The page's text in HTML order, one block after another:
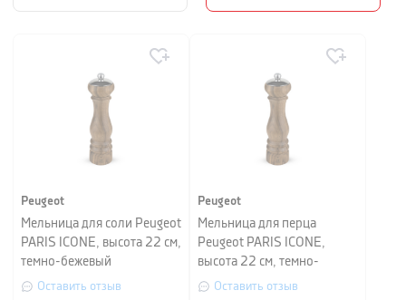
Peugeot
Мельница для соли Peugeot
PARIS ICONE, высота 22 см,
темно-бежевый
Оставить отзыв
Peugeot
Мельница для перца
Peugeot PARIS ICONE,
высота 22 см, темно-
бежевый
Оставить отзыв